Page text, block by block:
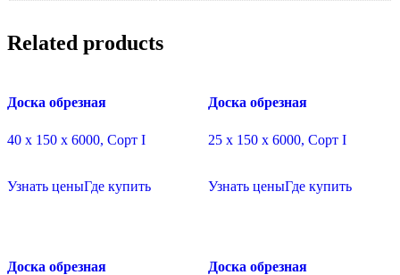
Related products
Доска обрезная
40 х 150 х 6000, Сорт I
Узнать ценыГде купить
Доска обрезная
25 х 150 х 6000, Сорт I
Узнать ценыГде купить
Доска обрезная Доска обрезная